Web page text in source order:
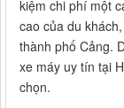
kiệm chi phí một
cao của du
thành phố Cảng.
xe máy uy tín tại
chọn.